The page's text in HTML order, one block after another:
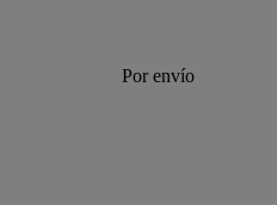
Por envío